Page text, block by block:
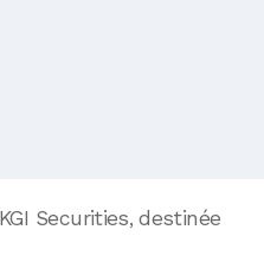
Securities, destinée